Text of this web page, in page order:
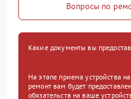
Вопросы по
Какие документы вы
На этапе приема устройства
ремонт вам будет
обязательств на ваше